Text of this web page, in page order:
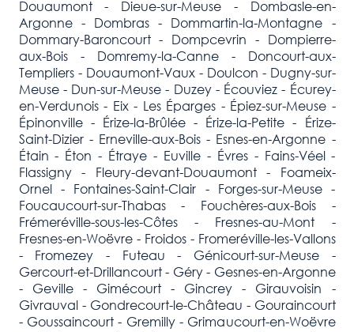
Douaumont - Dieue-sur-Meuse - Dombasle-en-
Argonne - Dombras - Dommartin-la-Montagne -
Dommary-Baroncourt - Dompcevrin - Dompierre-
aux-Bois - Domremy-la-Canne - Doncourt-aux-
Templiers - Douaumont-Vaux - Doulcon - Dugny-sur-
Meuse - Dun-sur-Meuse - Duzey - Écouviez - Écurey-
en-Verdunois - Eix - Les Éparges - Épiez-sur-Meuse -
Épinonville - Érize-la-Brûlée - Érize-la-Petite - Érize-
Saint-Dizier - Erneville-aux-Bois - Esnes-en-Argonne -
Étain - Éton - Étraye - Euville - Évres - Fains-Véel -
Flassigny - Fleury-devant-Douaumont - Foameix-
Ornel - Fontaines-Saint-Clair - Forges-sur-Meuse -
Foucaucourt-sur-Thabas - Fouchères-aux-Bois -
Frémeréville-sous-les-Côtes - Fresnes-au-Mont -
Fresnes-en-Woëvre - Froidos - Fromeréville-les-Vallons
- Fromezey - Futeau - Génicourt-sur-Meuse -
Gercourt-et-Drillancourt - Géry - Gesnes-en-Argonne
- Geville - Gimécourt - Gincrey - Girauvoisin -
Givrauval - Gondrecourt-le-Château - Gouraincourt
- Goussaincourt - Gremilly - Grimaucourt-en-Woëvre